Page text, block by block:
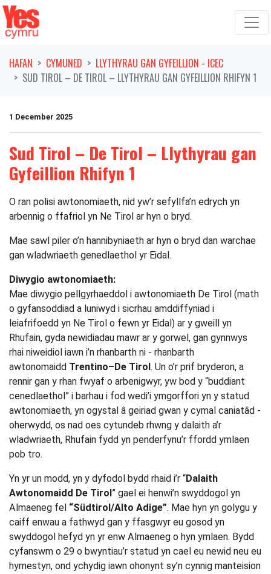
Symud ymlaen o'r llywio
HAFAN CYMUNED
LLYTHYRAU GAN GYFEILLION - ICEC
SUD TIROL – DE TIROL – LLYTHYRAU GAN GYFEILLION RHIFYN 1
1 December 2025
Sud Tirol – De Tirol – Llythyrau gan
Gyfeillion Rhifyn 1
O ran polisi awtonomiaeth, nid yw’r sefyllfa’n edrych yn
arbennig o ffafriol yn Ne Tirol ar hyn o bryd.
Mae sawl piler o’n hannibyniaeth ar hyn o bryd dan warchae
gan wladwriaeth genedlaethol yr Eidal.
Diwygio awtonomiaeth:
Mae diwygio pellgyrhaeddol i awtonomiaeth De Tirol (math
o gyfansoddiad a luniwyd i sicrhau amddiffyniad i
leiafrifoedd yn Ne Tirol o fewn yr Eidal) ar y gweill yn
Rhufain, gyda newidiadau mawr ar y gorwel, gan gynnwys
rhai niweidiol iawn i’n rhanbarth ni - rhanbarth
awtonomaidd Trentino–De Tirol . Un o’r prif bryderon, a
rennir gan y rhan fwyaf o arbenigwyr, yw bod y “buddiant
cenedlaethol” i barhau i fod wedi’i ymgorffori yn y statud
awtonomiaeth, yn ogystal â geiriad gwan y cymal caniatâd -
oherwydd, os nad oes cytundeb rhwng y dalaith a’r
wladwriaeth, Rhufain fydd yn penderfynu’r ffordd ymlaen
pob tro.
Yn yr un modd, yn y dyfodol bydd rhaid i’r “Dalaith
Awtonomaidd De Tirol ” gael ei henwi’n swyddogol yn
Almaeneg fel “Südtirol/Alto Adige”. Mae hyn yn golygu y
caiff enwau a fathwyd gan y ffasgwyr eu gosod yn
swyddogol hefyd yn yr enw Almaeneg o hyn ymlaen. Bydd
cyfanswm o 29 o bwyntiau’r statud yn cael eu newid neu eu
hymestyn, ond ychydig iawn ohonynt sy’n cynnig manteision